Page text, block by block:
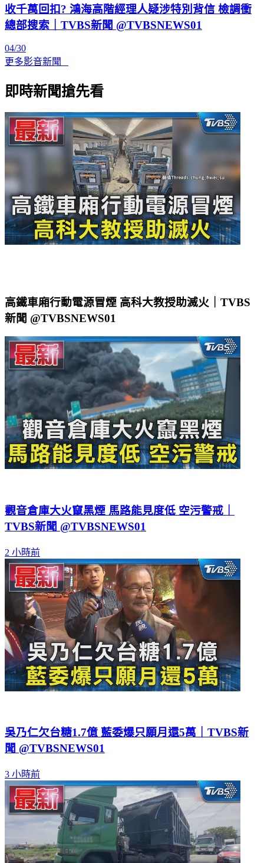
收千萬回扣? 鴻海高階經理人疑涉特別背信 檢調衝
總部搜索｜TVBS新聞 @TVBSNEWS01
04/30
更多影音新聞
即時新聞搶先看
高鐵車廂行動電源冒煙 高科大教授助滅火｜TVBS
新聞 @TVBSNEWS01
觀音倉庫大火竄黑煙 馬路能見度低 空污警戒｜
TVBS新聞 @TVBSNEWS01
2 小時前
吳乃仁欠台糖1.7億 藍委爆只願月還5萬｜TVBS新
聞 @TVBSNEWS01
3 小時前